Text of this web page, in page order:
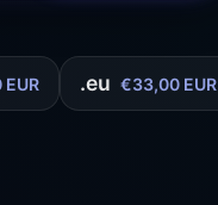
.eu €33,00 EUR